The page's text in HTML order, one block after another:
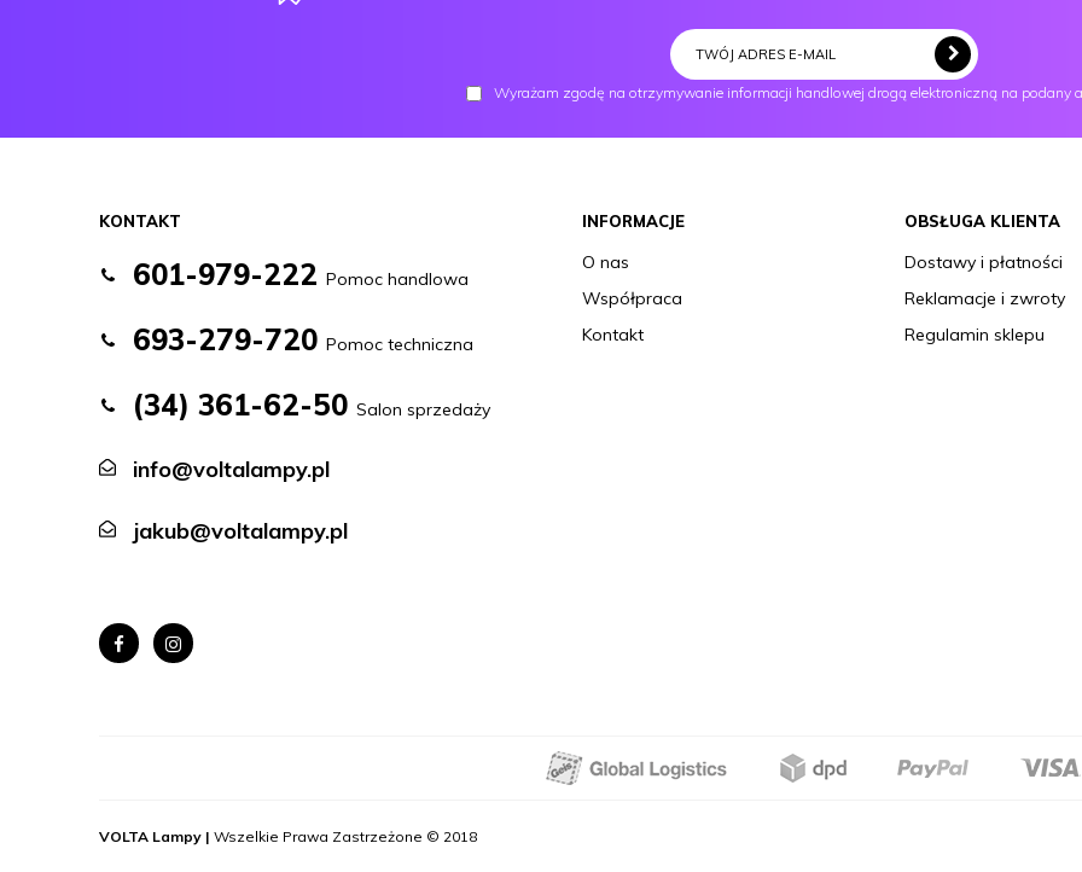
Wyrażam zgodę na otrzymywanie informacji handlowej drogą elektroniczną na podany
INFORMACJE
O nas
Współpraca
Kontakt
OBSŁUGA KLIENTA
Dostawy i płatności
Reklamacje i zwroty
Regulamin sklepu
KONTAKT
601-979-222 Pomoc handlowa
693-279-720 Pomoc techniczna
(34) 361-62-50 Salon sprzedaży
info@voltalampy.pl
jakub@voltalampy.pl
VOLTA Lampy | Wszelkie Prawa Zastrzeżone © 2018